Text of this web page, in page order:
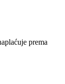
prema